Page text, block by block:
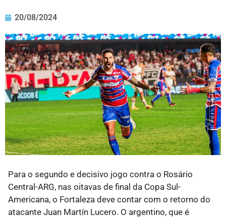
20/08/2024
Para o segundo e decisivo jogo contra o Rosário
Central-ARG, nas oitavas de final da Copa Sul-
Americana, o Fortaleza deve contar com o retorno do
atacante Juan Martín Lucero. O argentino, que é